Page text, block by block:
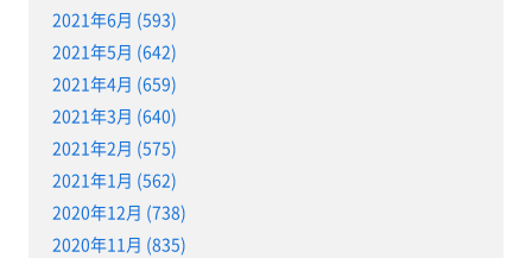
2021年6月 (593)
2021年5月 (642)
2021年4月 (659)
2021年3月 (640)
2021年2月 (575)
2021年1月 (562)
2020年12月 (738)
2020年11月 (835)